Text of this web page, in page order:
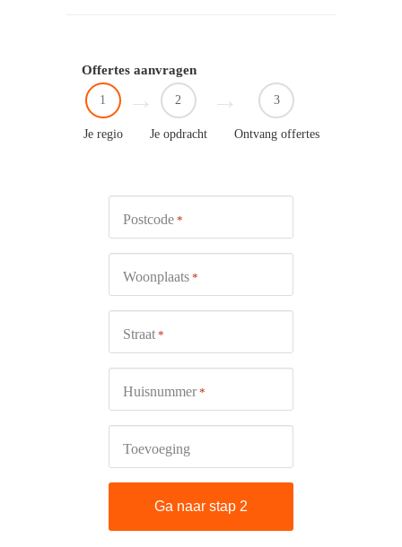
Offertes aanvragen
1
Je regio
2
Je opdracht
3
Ontvang offertes
Postcode *
Woonplaats *
Straat *
Huisnummer *
Toevoeging